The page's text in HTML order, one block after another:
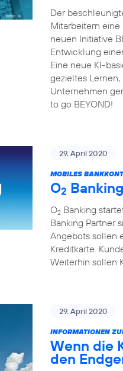
Der
Mitarbeitern
neuen Initiative
Entwicklung
Eine neue KI-
gezieltes
Unternehmen
to go BEYOND!
29. April 2020
MOBILES
O2
O2 Banking
Banking Partner
Angebots sollen
Kreditkarte.
Weiterhin sollen
29. April 2020
INFORMATIONEN
Wenn die
den